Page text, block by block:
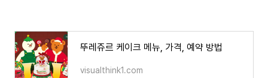
뚜레쥬르 케이크 메뉴, 가격, 예약 방법
visualthink1.com